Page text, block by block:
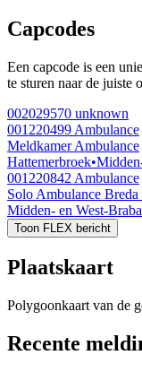
Capcodes
Een capcode is een
te sturen naar de juiste
002029570 unknown
001220499 Ambulance
Meldkamer Ambulance
Hattemerbroek•
001220842 Ambulance
Solo Ambulance Breda
Midden- en West-
Toon FLEX bericht
Plaatskaart
Polygoonkaart van de
Recente